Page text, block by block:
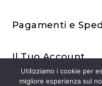
Pagamenti e
Il Tuo Account
Utilizziamo i cookie per
migliore esperienza sul